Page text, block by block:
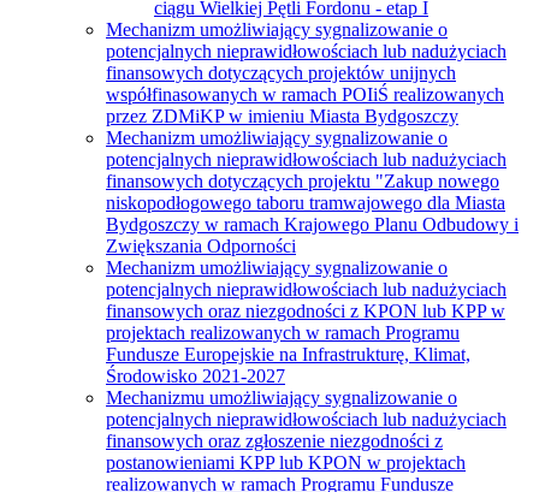
ciągu Wielkiej Pętli Fordonu - etap I
Mechanizm umożliwiający sygnalizowanie o
potencjalnych nieprawidłowościach lub nadużyciach
finansowych dotyczących projektów unijnych
współfinasowanych w ramach POIiŚ realizowanych
przez ZDMiKP w imieniu Miasta Bydgoszczy
Mechanizm umożliwiający sygnalizowanie o
potencjalnych nieprawidłowościach lub nadużyciach
finansowych dotyczących projektu "Zakup nowego
niskopodłogowego taboru tramwajowego dla Miasta
Bydgoszczy w ramach Krajowego Planu Odbudowy i
Zwiększania Odporności
Mechanizm umożliwiający sygnalizowanie o
potencjalnych nieprawidłowościach lub nadużyciach
finansowych oraz niezgodności z KPON lub KPP w
projektach realizowanych w ramach Programu
Fundusze Europejskie na Infrastrukturę, Klimat,
Środowisko 2021-2027
Mechanizmu umożliwiający sygnalizowanie o
potencjalnych nieprawidłowościach lub nadużyciach
finansowych oraz zgłoszenie niezgodności z
postanowieniami KPP lub KPON w projektach
realizowanych w ramach Programu Fundusze